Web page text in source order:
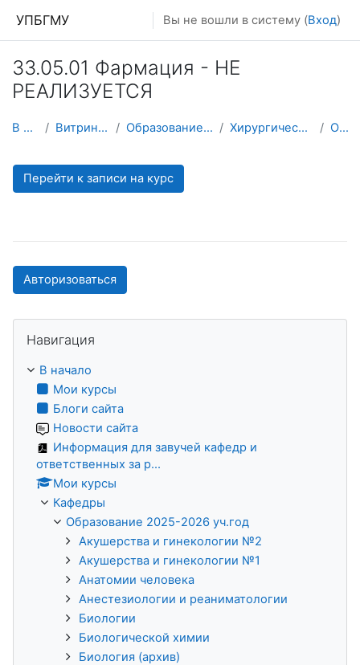
УПБГМУ Вы не вошли в систему (Вход)
33.05.01 Фармация - НЕ
РЕАЛИЗУЕТСЯ
В начало Витрина курсов 3KL Образование 2025-2026 уч.год Хирургической стоматологии О курсе
Перейти к записи на курс
Авторизоваться
Навигация
В начало
Мои курсы
Блоги сайта
Новости сайта
Информация для завучей кафедр и
ответственных за р...
Мои курсы
Кафедры
Образование 2025-2026 уч.год
Акушерства и гинекологии №2
Акушерства и гинекологии №1
Анатомии человека
Анестезиологии и реаниматологии
Биологии
Биологической химии
Биология (архив)